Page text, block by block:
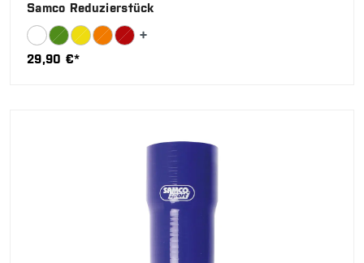
Samco Reduzierstück
29,90 €*